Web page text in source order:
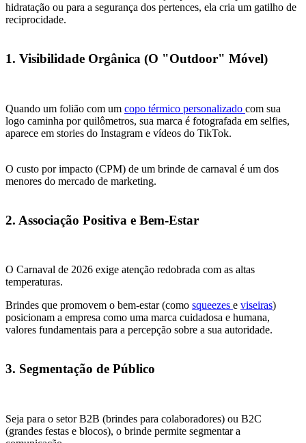
hidratação ou para a segurança dos pertences, ela cria um gatilho de
reciprocidade.
1. Visibilidade Orgânica (O "Outdoor" Móvel)
Quando um folião com um copo térmico personalizado com sua
logo caminha por quilômetros, sua marca é fotografada em selfies,
aparece em stories do Instagram e vídeos do TikTok.
O custo por impacto (CPM) de um brinde de carnaval é um dos
menores do mercado de marketing.
2. Associação Positiva e Bem-Estar
O Carnaval de 2026 exige atenção redobrada com as altas
temperaturas.
Brindes que promovem o bem-estar (como squeezes e viseiras)
posicionam a empresa como uma marca cuidadosa e humana,
valores fundamentais para a percepção sobre a sua autoridade.
3. Segmentação de Público
Seja para o setor B2B (brindes para colaboradores) ou B2C
(grandes festas e blocos), o brinde permite segmentar a